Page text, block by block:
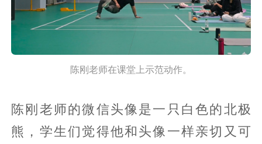
陈刚老师在课堂上示范动作。
陈刚老师的微信头像是一只白色的北极
熊，学生们觉得他和头像一样亲切又可